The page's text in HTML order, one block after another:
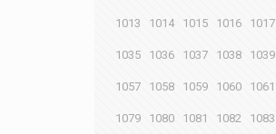
1013 1014 1015 1016 1017
1035 1036 1037 1038 1039
1057 1058 1059 1060 1061
1079 1080 1081 1082 1083